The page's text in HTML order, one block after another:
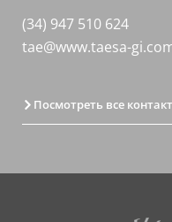
(34) 947 510 624
tae@www.taesa-
Посмотреть все